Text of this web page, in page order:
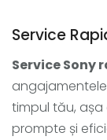
Service
Service Sony
timpul tău,
prompte și